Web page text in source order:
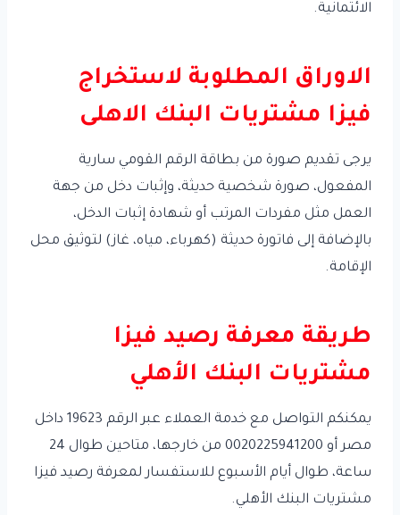
الائتمانية.
الاوراق المطلوبة لاستخراج
فيزا مشتريات البنك الاهلى
يرجى تقديم صورة من بطاقة الرقم القومي سارية
المفعول، صورة شخصية حديثة، وإثبات دخل من جهة
العمل مثل مفردات المرتب أو شهادة إثبات الدخل،
بالإضافة إلى فاتورة حديثة (كهرباء، مياه، غاز) لتوثيق محل
الإقامة.
طريقة معرفة رصيد فيزا
مشتريات البنك الأهلي
يمكنكم التواصل مع خدمة العملاء عبر الرقم 19623 داخل
مصر أو 0020225941200 من خارجها، متاحين طوال 24
ساعة، طوال أيام الأسبوع للاستفسار لمعرفة رصيد فيزا
مشتريات البنك الأهلي.